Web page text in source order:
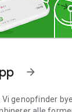
arrow_forward
genopfinder